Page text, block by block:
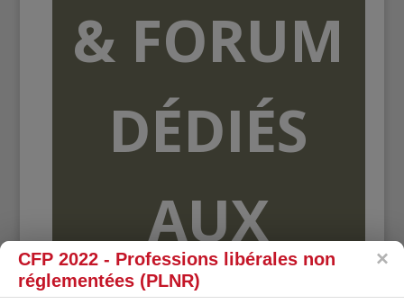
& FORUM
DÉDIÉS
AUX
CFP 2022 - Professions libérales non
réglementées (PLNR)